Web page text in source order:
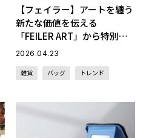
【フェイラー】アートを纏う
新たな価値を伝える
「FEILER ART」から特別映
像第1弾が初公開！美術館の
ベントも開催
2026.04.23
雑貨 バッグ トレンド